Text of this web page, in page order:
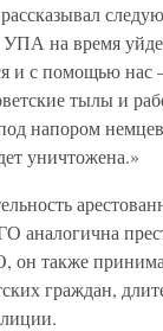
УПА на время
и с помощью
тылы и
напором
уничтожена.»
также
граждан,